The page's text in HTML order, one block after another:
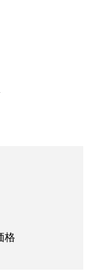
格